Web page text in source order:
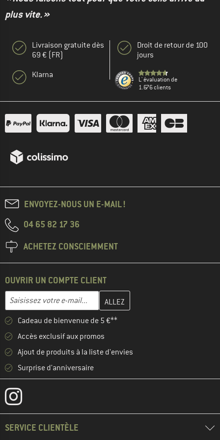
plus vite. »
Livraison gratuite dès
69 € (FR)
Klarna
Droit de retour de 100
jours
L' évaluation de
1.676 clients
ENVOYEZ-NOUS UN E-MAIL !
04 65 82 17 36
ACHETEZ CONSCIEMMENT
OUVRIR UN COMPTE CLIENT
Adresse e-mail
Entrez votre adresse e-mail ici et créez votre compte client à la
Cadeau de bienvenue de 5 €**
Accès exclusif aux promos
Ajout de produits à la liste d'envies
Surprise d'anniversaire
SERVICE CLIENTÈLE